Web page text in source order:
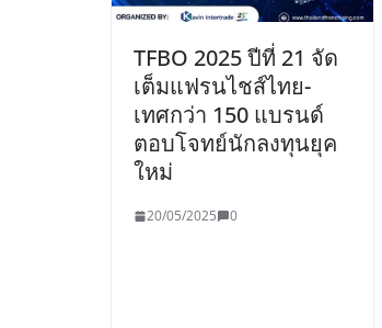
TFBO 2025 ปีที่ 21 จัด
เต็มแฟรนไชส์ไทย-
เทศกว่า 150 แบรนด์
ตอบโจทย์นักลงทุนยุค
ใหม่
20/05/2025 0